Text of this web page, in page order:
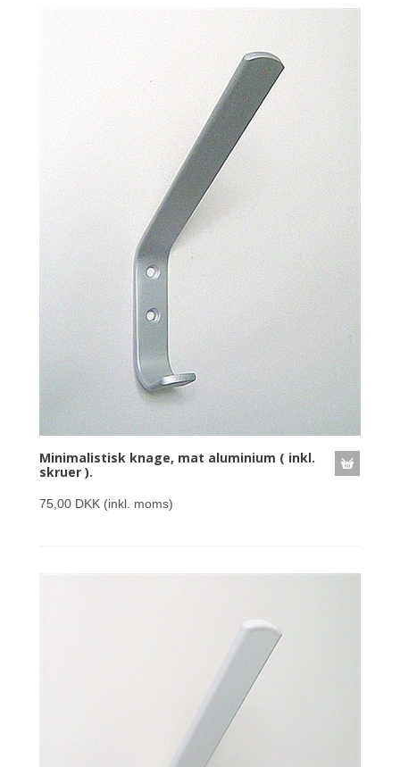
Minimalistisk knage, mat aluminium ( inkl.
skruer ).
75,00 DKK (inkl. moms)